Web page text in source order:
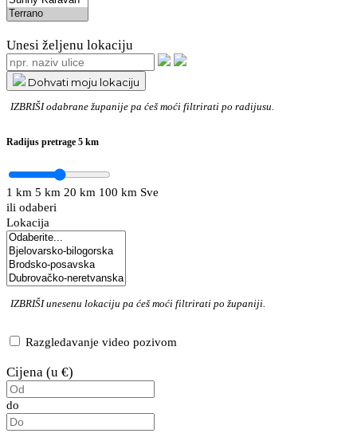
Unesi željenu lokaciju
Dohvati moju lokaciju
IZBRIŠIodabrane županije pa ćeš moći filtrirati po radijusu.
Radijus pretrage 5 km
1 km 5 km 20 km 100 km Sve
ili odaberi
Lokacija
IZBRIŠIunesenu lokaciju pa ćeš moći filtrirati po županiji.
Razgledavanje video pozivom
Cijena (u €)
do